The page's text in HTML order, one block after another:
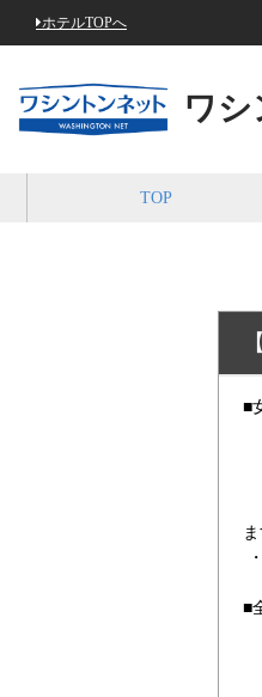
ホテルTOPへ
ワシ
TOP
■
■